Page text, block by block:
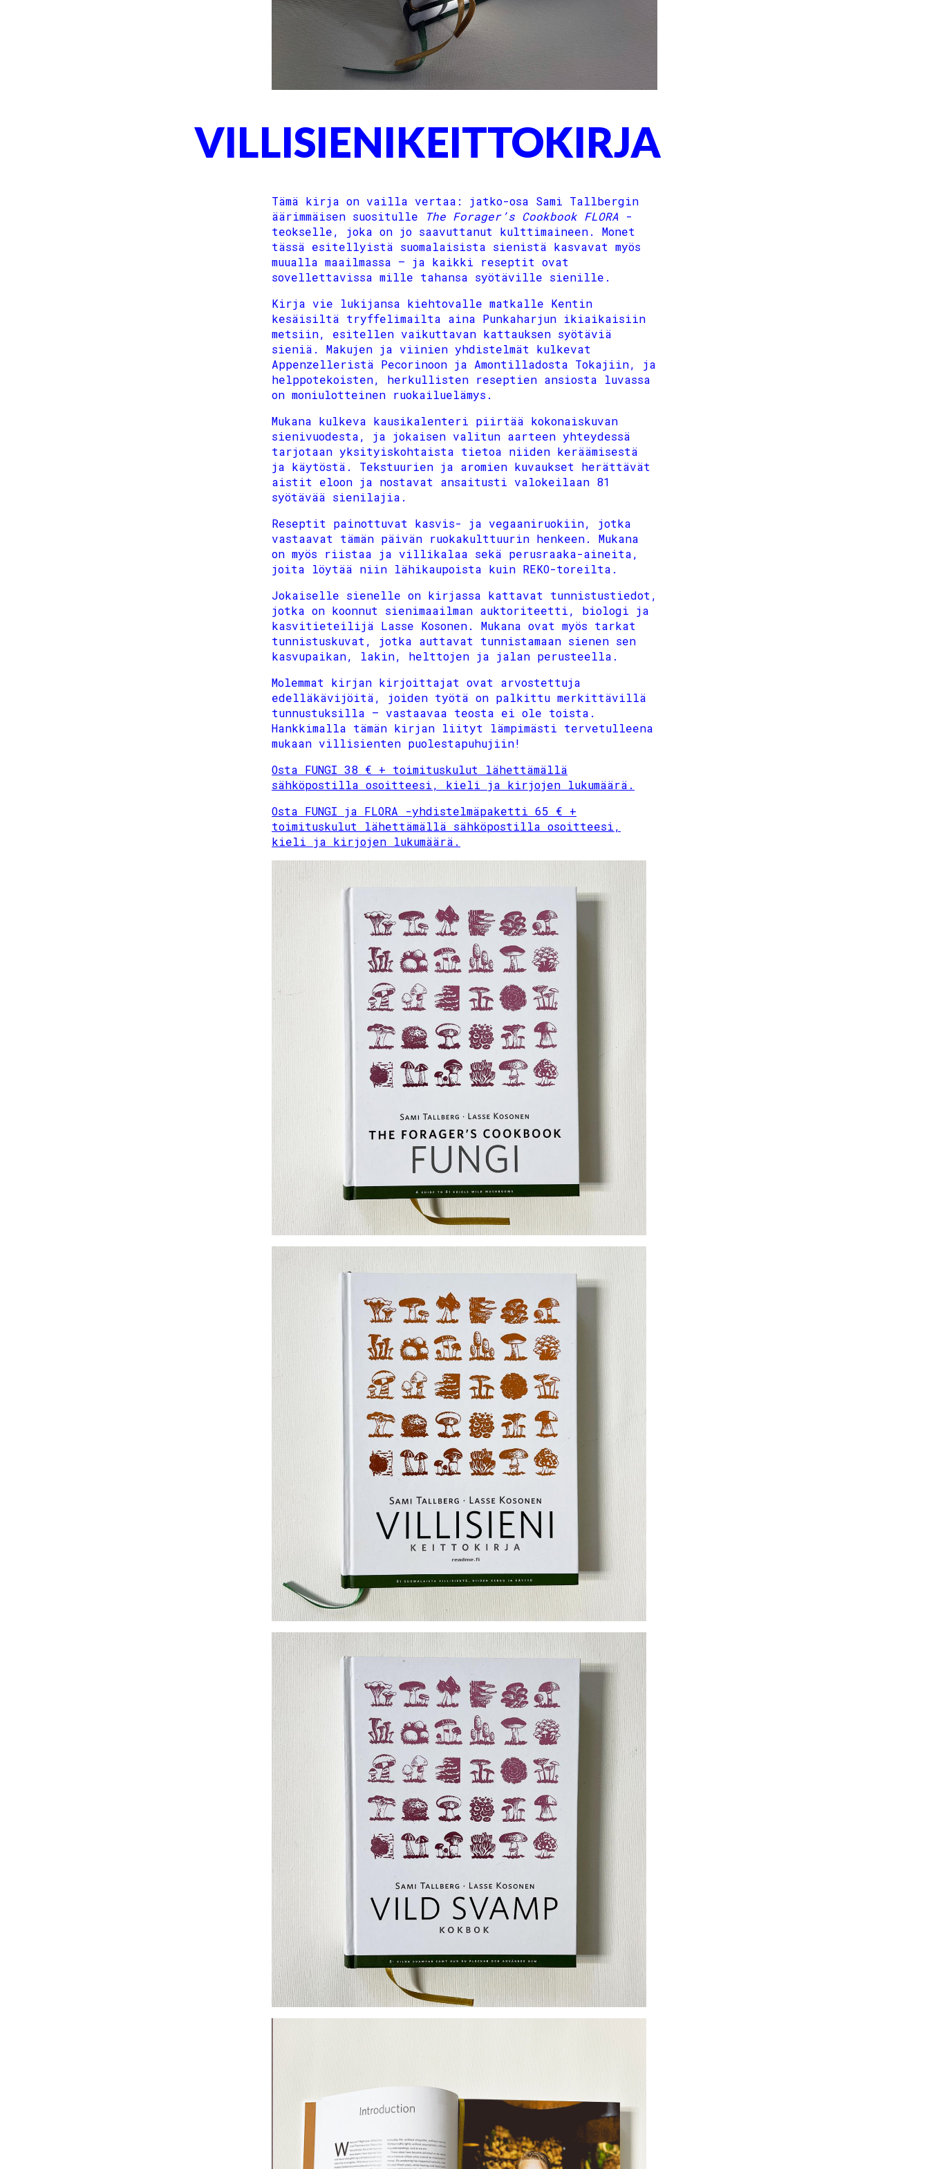
VILLISIENIKEITTOKIRJA
Tämä kirja on vailla vertaa: jatko-osa Sami Tallbergin
äärimmäisen suositulle
The Forager’s Cookbook FLORA -
teokselle, joka on jo saavuttanut kulttimaineen. Monet
tässä esitellyistä suomalaisista sienistä kasvavat myös
muualla maailmassa – ja kaikki reseptit ovat
sovellettavissa mille tahansa syötäville sienille.
Kirja vie lukijansa kiehtovalle matkalle Kentin
kesäisiltä tryffelimailta aina Punkaharjun ikiaikaisiin
metsiin, esitellen vaikuttavan kattauksen syötäviä
sieniä. Makujen ja viinien yhdistelmät kulkevat
Appenzelleristä Pecorinoon ja Amontilladosta Tokajiin, ja
helppotekoisten, herkullisten reseptien ansiosta luvassa
on moniulotteinen ruokailuelämys.
Mukana kulkeva kausikalenteri piirtää kokonaiskuvan
sienivuodesta, ja jokaisen valitun aarteen yhteydessä
tarjotaan yksityiskohtaista tietoa niiden keräämisestä
ja käytöstä. Tekstuurien ja aromien kuvaukset herättävät
aistit eloon ja nostavat ansaitusti valokeilaan 81
syötävää sienilajia.
Reseptit painottuvat kasvis- ja vegaaniruokiin, jotka
vastaavat tämän päivän ruokakulttuurin henkeen. Mukana
on myös riistaa ja villikalaa sekä perusraaka-aineita,
joita löytää niin lähikaupoista kuin REKO-toreilta.
Jokaiselle sienelle on kirjassa kattavat tunnistustiedot,
jotka on koonnut sienimaailman auktoriteetti, biologi ja
kasvitieteilijä Lasse Kosonen. Mukana ovat myös tarkat
tunnistuskuvat, jotka auttavat tunnistamaan sienen sen
kasvupaikan, lakin, helttojen ja jalan perusteella.
Molemmat kirjan kirjoittajat ovat arvostettuja
edelläkävijöitä, joiden työtä on palkittu merkittävillä
tunnustuksilla – vastaavaa teosta ei ole toista.
Hankkimalla tämän kirjan liityt lämpimästi tervetulleena
mukaan villisienten puolestapuhujiin!
Osta FUNGI 38 € + toimituskulut lähettämällä
sähköpostilla osoitteesi, kieli ja kirjojen lukumäärä.
Osta FUNGI ja FLORA -yhdistelmäpaketti 65 € +
toimituskulut lähettämällä sähköpostilla osoitteesi,
kieli ja kirjojen lukumäärä.